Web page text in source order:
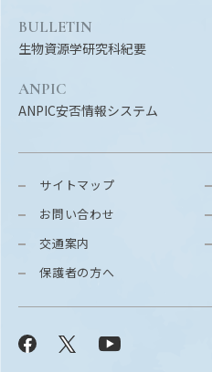
サイトマップ
お問い合わせ
交通案内
保護者の方へ
Facebook
BULLETIN
生物資源学研究科紀要
ANPIC
ANPIC安否情報システム